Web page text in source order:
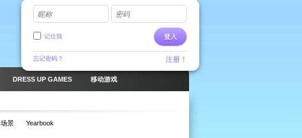
昵称 密码
登入
记住我
忘记密码？ 注册！
DRESS UP GAMES 移动游戏
场景 Yearbook